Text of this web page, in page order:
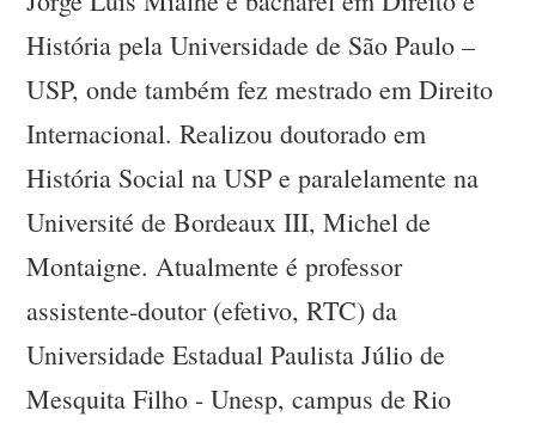
História pela Universidade de São Paulo –
USP, onde também fez mestrado em Direito
Internacional. Realizou doutorado em
História Social na USP e paralelamente na
Université de Bordeaux III, Michel de
Montaigne. Atualmente é professor
assistente-doutor (efetivo, RTC) da
Universidade Estadual Paulista Júlio de
Mesquita Filho - Unesp, campus de Rio